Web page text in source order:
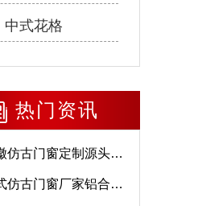
中式花格
热门资讯
安徽仿古门窗定制源头厂家 好打理免维护-冠墅阳光
中式仿古门窗厂家铝合金仿古门窗定制 5年质保